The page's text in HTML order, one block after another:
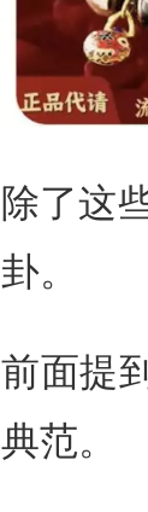
除了这
卦。
前面提
典范。